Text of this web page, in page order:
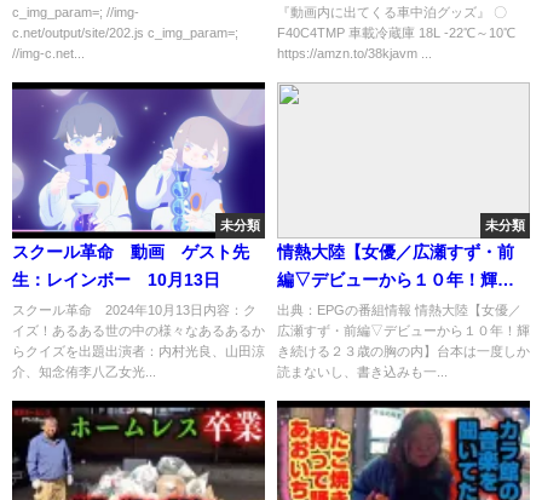
ｗｗ
c_img_param=; //img-
c.net/output/site/202.js c_img_param=;
//img-c.net...
た
『動画内に出てくる車中泊グッズ』 〇
F40C4TMP 車載冷蔵庫 18L -22℃～10℃
https://amzn.to/38kjavm ...
未分類
スクール革命 動画 ゲスト先
生：レインボー 10月13日
スクール革命 2024年10月13日内容：ク
イズ！あるある世の中の様々なあるあるか
らクイズを出題出演者：内村光良、山田涼
介、知念侑李八乙女光...
未分類
情熱大陸【女優／広瀬すず・前
編▽デビューから１０年！輝き
続ける２３歳の胸の内】[字]…の
番組内容解析まとめ
出典：EPGの番組情報 情熱大陸【女優／
広瀬すず・前編▽デビューから１０年！輝
き続ける２３歳の胸の内】台本は一度しか
読まないし、書き込みも一...